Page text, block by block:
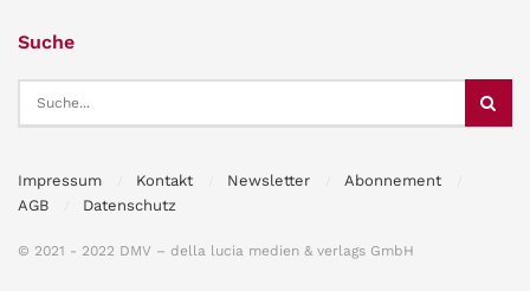
Suche
Impressum Kontakt Newsletter
Abonnement
AGB
Datenschutz
© 2021 - 2022 DMV – della lucia medien & verlags GmbH